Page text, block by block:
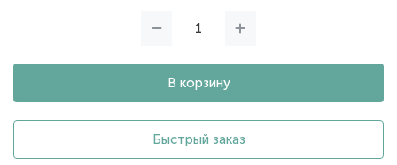
В корзину
Быстрый заказ